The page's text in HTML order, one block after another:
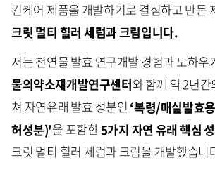
킨케어 제품을 개발하기로 결심하고 만든
크릿 멀티 힐러 세럼과크림입니다.
저는 천연물 발효 연구개발 경험과 노하
물의약소재개발연구센터와 함께 약 2년
쳐 자연유래 발효 성분인 ‘복령/매실발효
허성분)'을 포함한5가지 자연 유래핵심
크릿 멀티 힐러 세럼과 크림을 개발했습니